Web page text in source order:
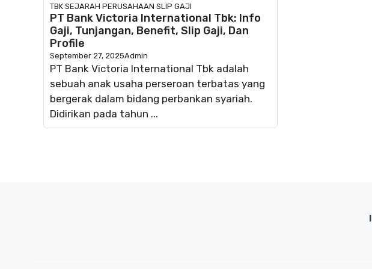
TBK SEJARAH PERUSAHAAN SLIP GAJI
PT Bank Victoria International Tbk: Info
Gaji, Tunjangan, Benefit, Slip Gaji, Dan
Profile
September 27, 2025Admin
PT Bank Victoria International Tbk adalah
sebuah anak usaha perseroan terbatas yang
bergerak dalam bidang perbankan syariah.
Didirikan pada tahun ...